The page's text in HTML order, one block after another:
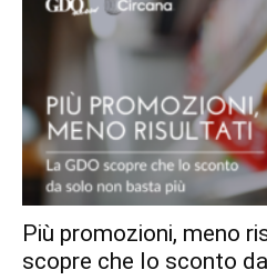
Più promozioni, meno
scopre che lo sconto